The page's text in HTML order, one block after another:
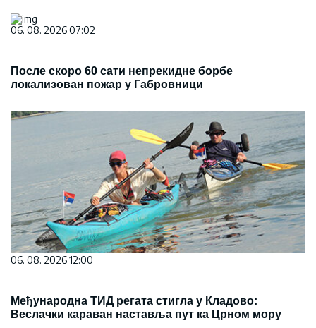
06. 08. 2026 07:02
После скоро 60 сати непрекидне борбе
локализован пожар у Габровници
06. 08. 2026 12:00
Међународна ТИД регата стигла у Кладово:
Веслачки караван наставља пут ка Црном мору